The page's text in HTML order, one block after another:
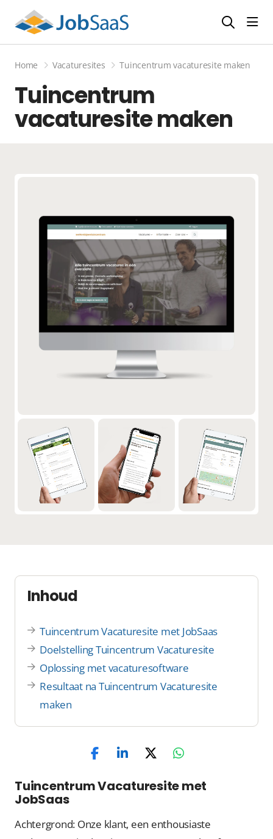
Home Vacaturesites Tuincentrum vacaturesite maken
Tuincentrum
vacaturesite maken
Inhoud
Tuincentrum Vacaturesite met JobSaas
Doelstelling Tuincentrum Vacaturesite
Oplossing met vacaturesoftware
Resultaat na Tuincentrum Vacaturesite
maken
Tuincentrum Vacaturesite met
JobSaas
Achtergrond: Onze klant, een enthousiaste